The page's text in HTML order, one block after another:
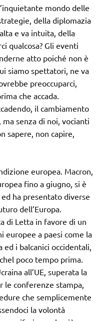
mondo delle
della diplomazia
e va intuita, della
qualcosa? Gli eventi
atto poiché non è
siamo spettatori, ne va
preoccuparci,
che accada.
il cambiamento
senza di noi, vocianti
sapere, non capire,
europea. Macron,
fino a giugno, si è
ha presentato diverse
dell’Europa.
di Letta in favore di un
europee a paesi come la
ed i balcanici occidentali,
poco tempo prima.
all’UE, superata la
le conferenze stampa,
che semplicemente
la volontà